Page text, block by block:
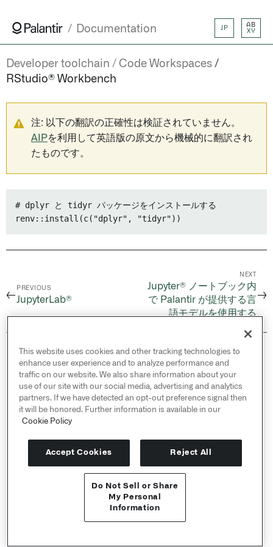
Documentation
Send feedback
JP
AB
XY
Developer toolchain
Code Workspaces
RStudio® Workbench
注: 以下の翻訳の正確性は検証されていません。
AIPを利用して英語版の原文から機械的に翻訳され
たものです。
# dplyr と tidyr パッケージをインストールする
←
PREVIOUS
JupyterLab®
NEXT
Jupyter® ノートブック内
で Palantir が提供する言
語モデルを使用する
→
© 2026 Palantir Technologies Inc. All rights
reserved.
Cookies Statement ↗
Privacy Statement ↗
Terms of Use ↗
This website uses cookies and other tracking technologies to
enhance user experience and to analyze performance and
traffic on our website. We also share information about your
use of our site with our social media, advertising and analytics
partners. If we have detected an opt-out preference signal then
it will be honored. Further information is available in our
Cookie Policy
Accept Cookies Reject All
Do Not Sell or Share
My Personal
Information